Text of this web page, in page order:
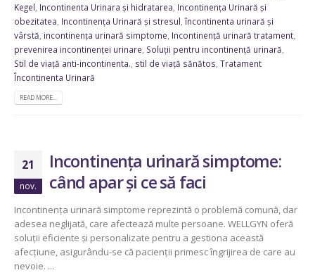
Kegel Incontinenta Urinara și hidratarea Incontinența Urinară și
obezitatea Incontinența Urinară și stresul ,încontinenta urinară și
vârstă incontinența urinară simptome Incontinență urinară tratament
prevenirea incontinenței urinare Soluții pentru incontinență urinară
Stil de viață anti-incontinenta. stil de viață sănătos Tratament
Încontinenta Urinară
READ MORE...
21
nov.
Incontinența urinară simptome:
când apar și ce să faci
Incontinența urinară simptome reprezintă o problemă comună, dar
adesea neglijată, care afectează multe persoane. WELLGYN oferă
soluții eficiente și personalizate pentru a gestiona această
afecțiune, asigurându-se că pacienții primesc îngrijirea de care au
nevoie. ...